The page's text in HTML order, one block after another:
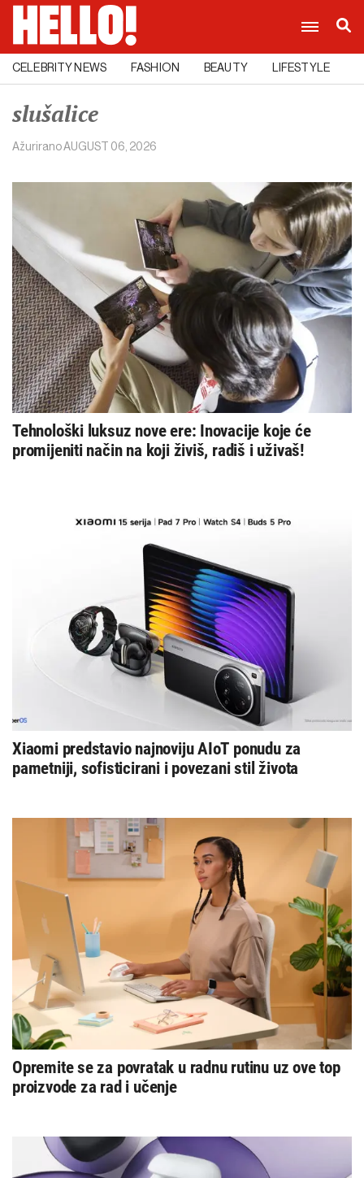
CELEBRITY NEWS FASHION BEAUTY LIFESTYLE
slušalice
AžuriranoAUGUST 06, 2026
Tehnološki luksuz nove ere: Inovacije koje će
promijeniti način na koji živiš, radiš i uživaš!
Xiaomi predstavio najnoviju AIoT ponudu za
pametniji, sofisticirani i povezani stil života
Opremite se za povratak u radnu rutinu uz ove top
proizvode za rad i učenje